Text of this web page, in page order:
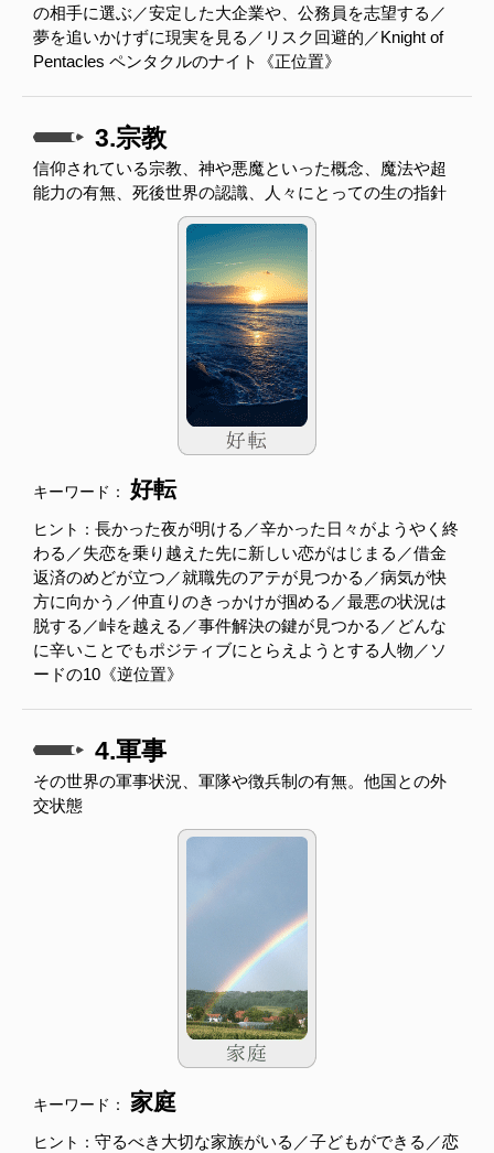
の相手に選ぶ／安定した大企業や、公務員を志望する／
夢を追いかけずに現実を見る／リスク回避的／Knight of
Pentacles ペンタクルのナイト《正位置》
3.宗教
信仰されている宗教、神や悪魔といった概念、魔法や超
能力の有無、死後世界の認識、人々にとっての生の指針
キーワード： 好転
ヒント： 長かった夜が明ける／辛かった日々がようやく終
わる／失恋を乗り越えた先に新しい恋がはじまる／借金
返済のめどが立つ／就職先のアテが見つかる／病気が快
方に向かう／仲直りのきっかけが掴める／最悪の状況は
脱する／峠を越える／事件解決の鍵が見つかる／どんな
に辛いことでもポジティブにとらえようとする人物／ソ
ードの10《逆位置》
4.軍事
その世界の軍事状況、軍隊や徴兵制の有無。他国との外
交状態
キーワード： 家庭
ヒント： 守るべき大切な家族がいる／子どもができる／恋